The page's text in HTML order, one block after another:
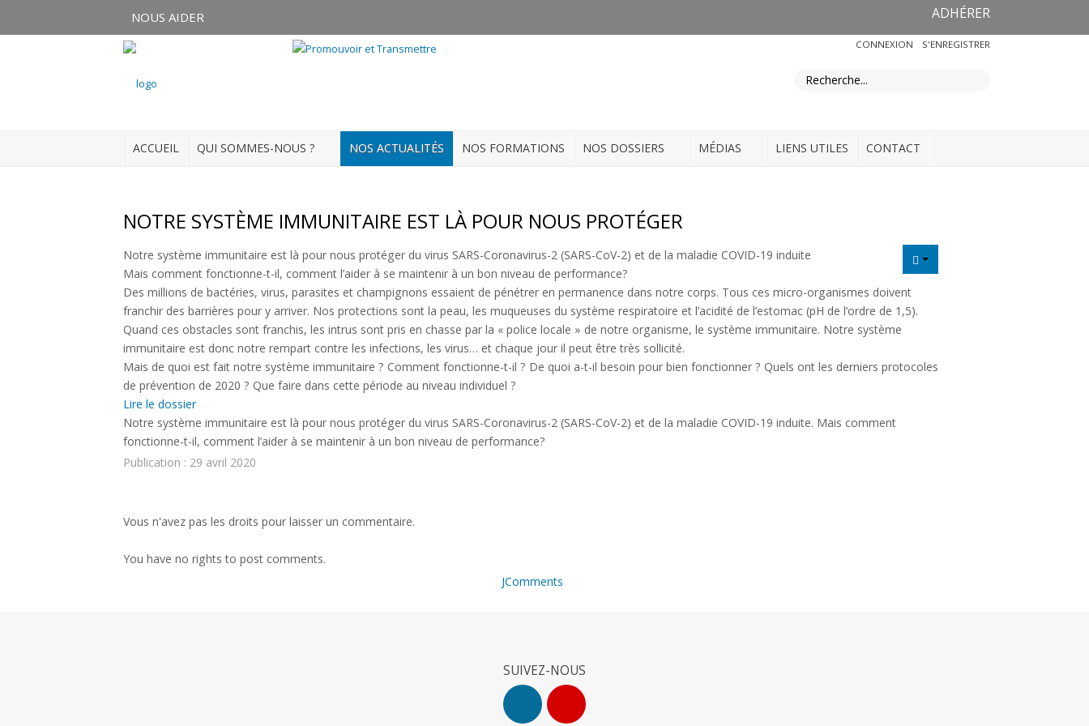
QUI SOMMES-NOUS ?
NOUS AIDER ADHÉRER
CONNEXION S'ENREGISTRER
ACCUEIL QUI SOMMES-NOUS ? NOS ACTUALITÉS NOS FORMATIONS NOS DOSSIERS MÉDIAS LIENS UTILES CONTACT
NOTRE SYSTÈME IMMUNITAIRE EST LÀ POUR NOUS PROTÉGER
Notre système immunitaire est là pour nous protéger du virus SARS-Coronavirus-2 (SARS-CoV-2) et de la maladie COVID-19 induite
Mais comment fonctionne-t-il, comment l’aider à se maintenir à un bon niveau de performance?
Des millions de bactéries, virus, parasites et champignons essaient de pénétrer en permanence dans notre corps. Tous ces micro-organismes doivent
franchir des barrières pour y arriver. Nos protections sont la peau, les muqueuses du système respiratoire et l’acidité de l’estomac (pH de l’ordre de 1,5).
Quand ces obstacles sont franchis, les intrus sont pris en chasse par la « police locale » de notre organisme, le système immunitaire. Notre système
immunitaire est donc notre rempart contre les infections, les virus… et chaque jour il peut être très sollicité.
Mais de quoi est fait notre système immunitaire ? Comment fonctionne-t-il ? De quoi a-t-il besoin pour bien fonctionner ? Quels ont les derniers protocoles
de prévention de 2020 ? Que faire dans cette période au niveau individuel ?
Lire le dossier
Notre système immunitaire est là pour nous protéger du virus SARS-Coronavirus-2 (SARS-CoV-2) et de la maladie COVID-19 induite. Mais comment
fonctionne-t-il, comment l’aider à se maintenir à un bon niveau de performance?
Publication : 29 avril 2020
Vous n'avez pas les droits pour laisser un commentaire.
You have no rights to post comments.
JComments
SUIVEZ-NOUS